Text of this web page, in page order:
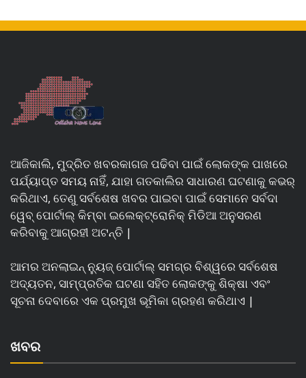
ଆଜିକାଲି, ମୁଦ୍ରିତ ଖବରକାଗଜ ପଢିବା ପାଇଁ ଲୋକଙ୍କ ପାଖରେ
ପର୍ଯ୍ୟାପ୍ତ ସମୟ ନାହିଁ, ଯାହା ଗତକାଲିର ସାଧାରଣ ଘଟଣାକୁ କଭର୍
କରିଥାଏ, ତେଣୁ ସର୍ବଶେଷ ଖବର ପାଇବା ପାଇଁ ସେମାନେ ସର୍ବଦା
ୱେବ୍ ପୋର୍ଟାଲ୍ କିମ୍ବା ଇଲେକ୍ଟ୍ରୋନିକ୍ ମିଡିଆ ଅନୁସରଣ
କରିବାକୁ ଆଗ୍ରହୀ ଅଟନ୍ତି |
ଆମର ଅନଲାଇନ୍ ନ୍ୟୁଜ୍ ପୋର୍ଟାଲ୍ ସମଗ୍ର ବିଶ୍ୱରେ ସର୍ବଶେଷ
ଅଦ୍ୟତନ, ସାମ୍ପ୍ରତିକ ଘଟଣା ସହିତ ଲୋକଙ୍କୁ ଶିକ୍ଷା ଏବଂ
ସୂଚନା ଦେବାରେ ଏକ ପ୍ରମୁଖ ଭୂମିକା ଗ୍ରହଣ କରିଥାଏ |
ଖବର